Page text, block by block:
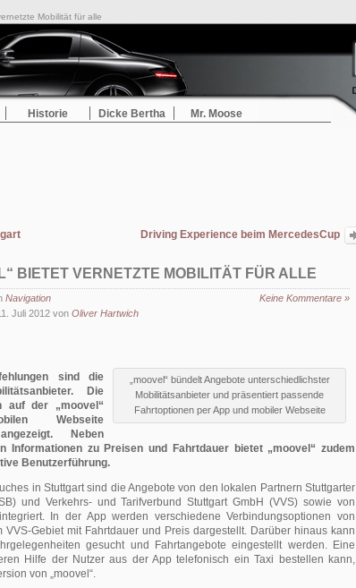
Mobilität für alle
Historie Dicke Bertha Mr. Moose
Driving Experience beim MercedesCup
Mercedes-Benz SL 63 AMG
BIETET VERNETZTE MOBILITÄT FÜR ALLE
Navigation
Keine Kommentare »
Juli 2012 von Oliver Hartwich
„moovel“ bündelt Angebote unterschiedlichster
Mobilitätsanbieter und präsentiert passende
Fahrtoptionen per App und mobiler Webseite
sind die
Die
auf der „moovel“
Webseite
Neben
Informationen zu Preisen und Fahrtdauer bietet „moovel“ zudem
Benutzerführung.
in Stuttgart sind die Angebote von den lokalen Partnern Stuttgarter
und Verkehrs- und Tarifverbund Stuttgart GmbH (VVS) sowie von
In der App werden verschiedene Verbindungsoptionen von
VVS-Gebiet mit Fahrtdauer und Preis dargestellt. Darüber hinaus kann
gesucht und Fahrtangebote eingestellt werden. Eine
Hilfe der Nutzer aus der App telefonisch ein Taxi bestellen kann,
von „moovel“.